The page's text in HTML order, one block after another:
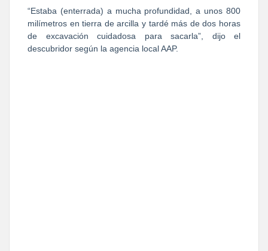
“Estaba (enterrada) a mucha profundidad, a unos 800
milímetros en tierra de arcilla y tardé más de dos horas
de excavación cuidadosa para sacarla”, dijo el
descubridor según la agencia local AAP.